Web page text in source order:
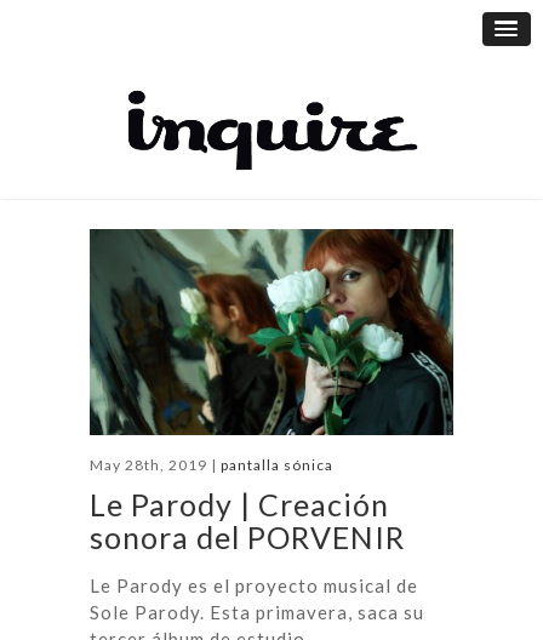
May 28th, 2019 | pantalla sónica
Le Parody | Creación
sonora del PORVENIR
Le Parody es el proyecto musical de
Sole Parody. Esta primavera, saca su